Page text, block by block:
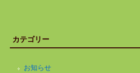
カテゴリー
お知らせ